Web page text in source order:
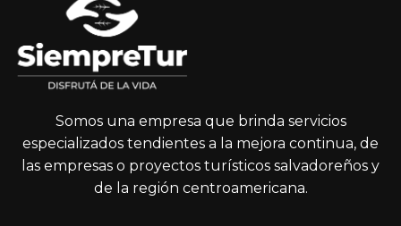
Somos una empresa que brinda servicios
especializados tendientes a la mejora continua, de
las empresas o proyectos turísticos salvadoreños y
de la región centroamericana.